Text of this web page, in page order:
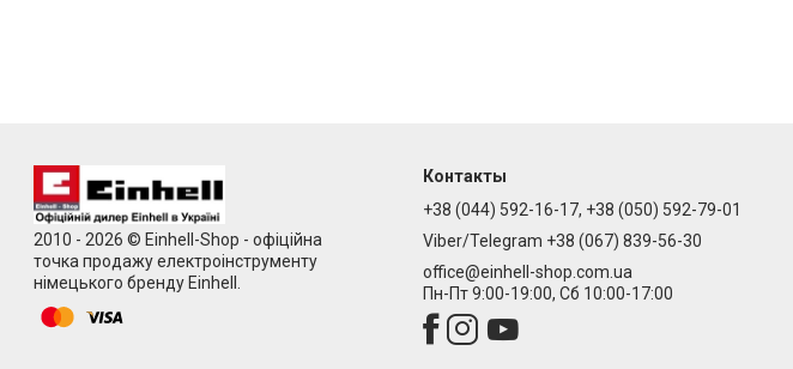
2010 - 2026 © Einhell-Shop - офіційна
точка продажу електроінструменту
німецького бренду Einhell.
Контакты
+38 (044) 592-16-17, +38 (050) 592-79-01
Viber/Telegram +38 (067) 839-56-30
office@einhell-shop.com.ua
Пн-Пт 9:00-19:00, Сб 10:00-17:00